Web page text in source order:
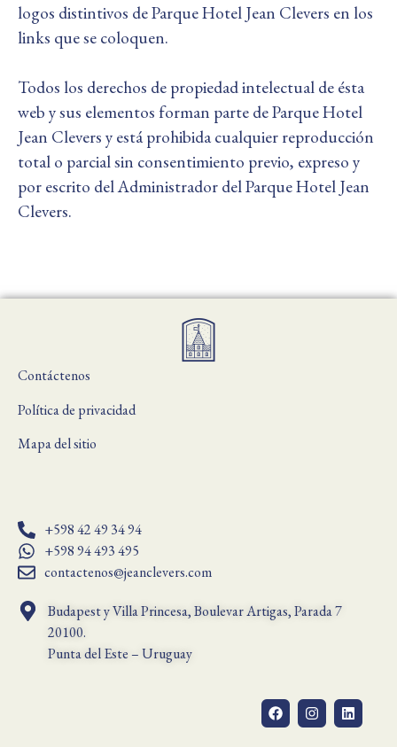
logos distintivos de Parque Hotel Jean Clevers en los
links que se coloquen.
Todos los derechos de propiedad intelectual de ésta
web y sus elementos forman parte de Parque Hotel
Jean Clevers y está prohibida cualquier reproducción
total o parcial sin consentimiento previo, expreso y
por escrito del Administrador del Parque Hotel Jean
Clevers.
Contáctenos
Política de privacidad
Mapa del sitio
+598 42 49 34 94
+598 94 493 495
contactenos@jeanclevers.com
Budapest y Villa Princesa, Boulevar Artigas, Parada 7
20100.
Punta del Este – Uruguay